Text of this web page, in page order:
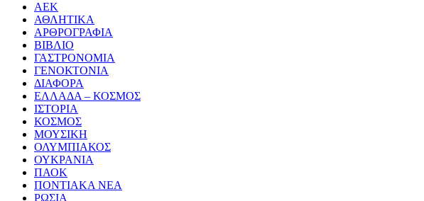
ΑΕΚ
ΑΘΛΗΤΙΚΑ
ΑΡΘΡΟΓΡΑΦΙΑ
ΒΙΒΛΙΟ
ΓΑΣΤΡΟΝΟΜΙΑ
ΓΕΝΟΚΤΟΝΙΑ
ΔΙΑΦΟΡΑ
ΕΛΛΑΔΑ – ΚΟΣΜΟΣ
ΙΣΤΟΡΙΑ
ΚΟΣΜΟΣ
ΜΟΥΣΙΚΗ
ΟΛΥΜΠΙΑΚΟΣ
ΟΥΚΡΑΝΙΑ
ΠΑΟΚ
ΠΟΝΤΙΑΚΑ ΝΕΑ
ΡΩΣΙΑ